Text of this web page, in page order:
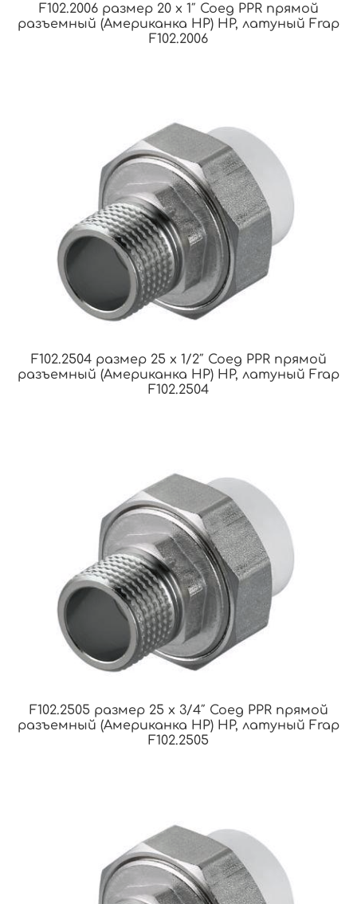
F102.2006 размер 20 x 1″ Соед PPR прямой
разъемный (Американка НР) НР, латуный Frap
F102.2006
F102.2504 размер 25 x 1/2″ Соед PPR прямой
разъемный (Американка НР) НР, латуный Frap
F102.2504
F102.2505 размер 25 x 3/4″ Соед PPR прямой
разъемный (Американка НР) НР, латуный Frap
F102.2505